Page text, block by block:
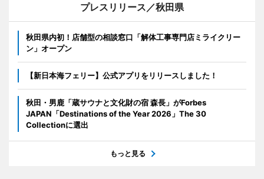
プレスリリース／秋田県
秋田県内初！店舗型の相談窓口「解体工事専門店ミライクリー
ン」オープン
【新日本海フェリー】公式アプリをリリースしました！
秋田・男鹿「蔵サウナと文化財の宿 森長」がForbes
JAPAN「Destinations of the Year 2026」The 30
Collectionに選出
もっと見る